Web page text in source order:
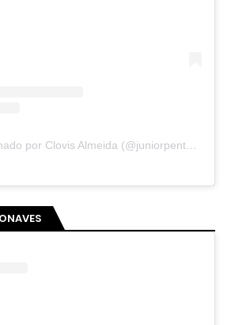
Um post compartilhado por Clovis Almeida (@juniorpentecoste01)